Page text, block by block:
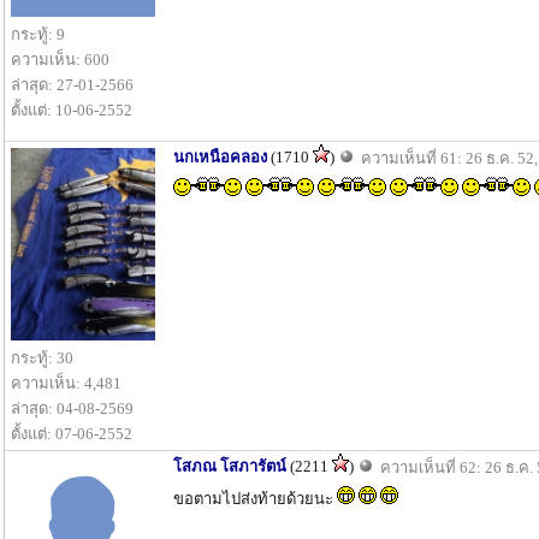
กระทู้: 9
ความเห็น: 600
ล่าสุด: 27-01-2566
ตั้งแต่: 10-06-2552
กระทู้: 30
ความเห็น: 4,481
ล่าสุด: 04-08-2569
ตั้งแต่: 07-06-2552
นกเหนือคลอง (1710 ) ความเห็นที่ 61: 26 ธ.ค. 52,
โสภณ โสภารัตน์ (2211 )
ความเห็นที่ 62: 26 ธ.ค.
ขอตามไปส่งท้ายด้วยนะ